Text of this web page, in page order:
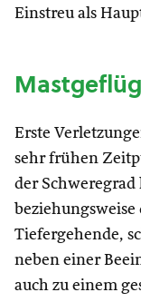
Einstreu als
Erste
sehr frühen
der
Tiefergehende,
neben einer
auch zu einem